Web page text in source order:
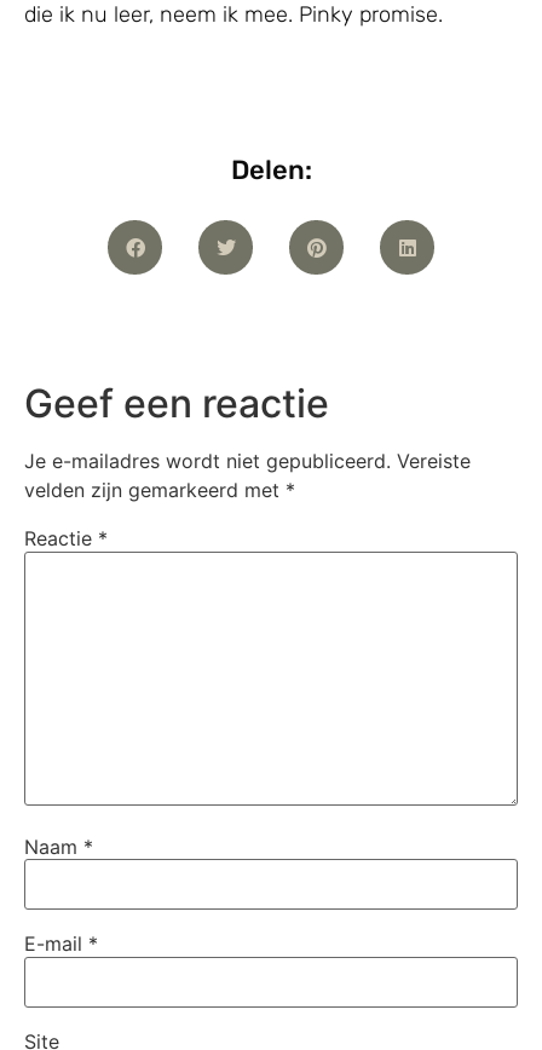
die ik nu leer, neem ik mee. Pinky promise.
Delen:
Geef een reactie
Je e-mailadres wordt niet gepubliceerd. Vereiste
velden zijn gemarkeerd met *
Reactie *
Naam *
E-mail *
Site